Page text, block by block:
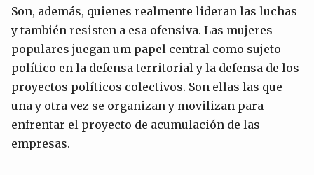
Son, además, quienes realmente lideran las luchas
y también resisten a esa ofensiva. Las mujeres
populares juegan um papel central como sujeto
político en la defensa territorial y la defensa de los
proyectos políticos colectivos. Son ellas las que
una y otra vez se organizan y movilizan para
enfrentar el proyecto de acumulación de las
empresas.